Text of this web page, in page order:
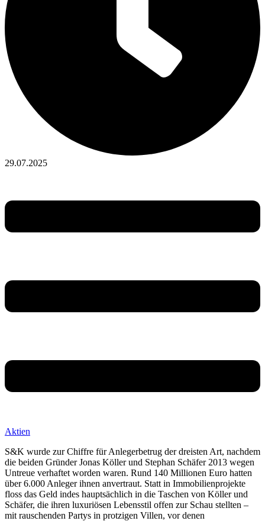
29.07.2025
Aktien
S&K wurde zur Chiffre für Anlegerbetrug der dreisten Art, nachdem
die beiden Gründer Jonas Köller und Stephan Schäfer 2013 wegen
Untreue verhaftet worden waren. Rund 140 Millionen Euro hatten
über 6.000 Anleger ihnen anvertraut. Statt in Immobilienprojekte
floss das Geld indes hauptsächlich in die Taschen von Köller und
Schäfer, die ihren luxuriösen Lebensstil offen zur Schau stellten –
mit rauschenden Partys in protzigen Villen, vor denen